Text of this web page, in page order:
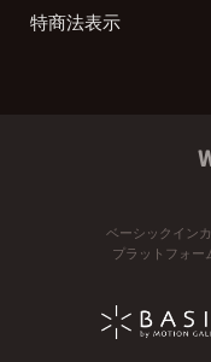
特商法表示
ベーシックイン
プラットフォー